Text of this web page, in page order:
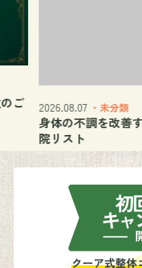
ご 2026.08.07 ・未分類
身体の不調を改善
院リスト